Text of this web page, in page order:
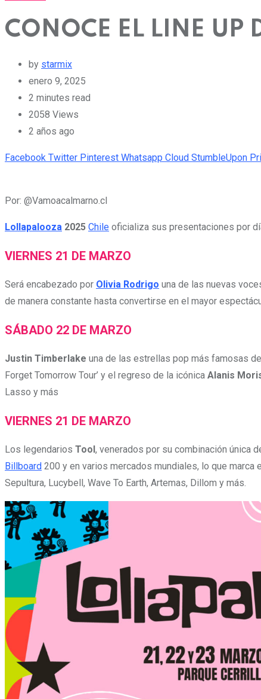
CONOCE EL LINE
by starmix
enero 9, 2025
2 minutes read
2058 Views
2 años ago
Facebook Twitter Pinterest Whatsapp Cloud StumbleUpon
Por: @Vamoacalmarno.cl
Lollapalooza 2025 Chile oficializa sus presentaciones por
VIERNES 21 DE MARZO
Será encabezado por Olivia Rodrigo una de las nuevas
de manera constante hasta convertirse en el mayor
SÁBADO 22 DE MARZO
Justin Timberlake una de las estrellas pop más famosas
Forget Tomorrow Tour’ y el regreso de la icónica Alanis
Lasso y más
VIERNES 21 DE MARZO
Los legendarios Tool, venerados por su combinación única
Billboard 200 y en varios mercados mundiales, lo que marca
Sepultura, Lucybell, Wave To Earth, Artemas, Dillom y más.